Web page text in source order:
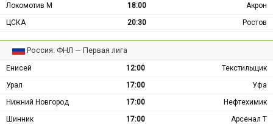
Локомотив М
18:00
Акрон
ЦСКА
20:30 Ростов
Россия: ФНЛ — Первая лига
Енисей 12:00
Текстильщик
Урал
17:00
Уфа
Нижний Новгород
17:00
Нефтехимик
Шинник
17:00 Арсенал Т